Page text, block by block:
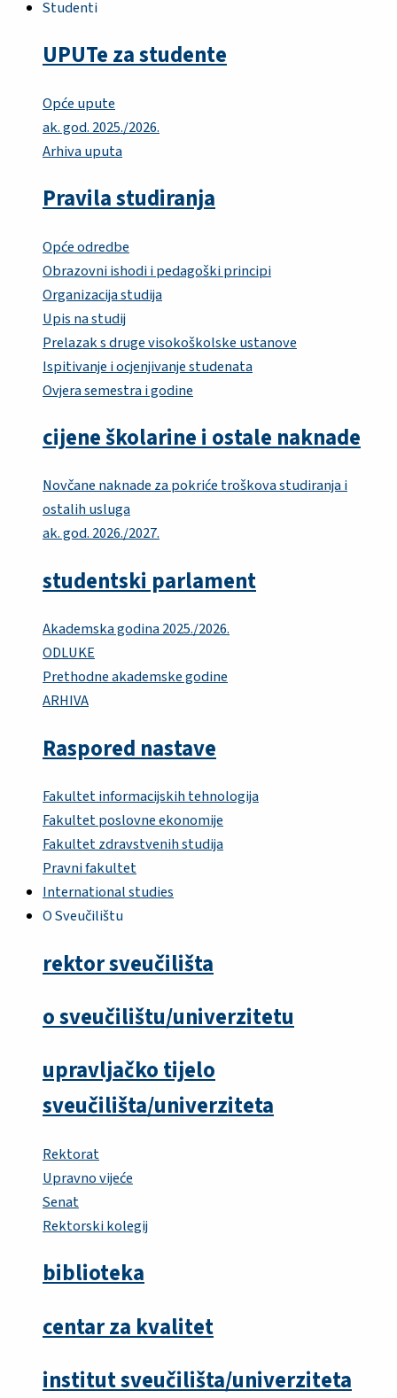
Studenti
UPUTe za studente
Opće upute
ak. god. 2025./2026.
Arhiva uputa
Pravila studiranja
Opće odredbe
Obrazovni ishodi i pedagoški principi
Organizacija studija
Upis na studij
Prelazak s druge visokoškolske ustanove
Ispitivanje i ocjenjivanje studenata
Ovjera semestra i godine
cijene školarine i ostale naknade
Novčane naknade za pokriće troškova studiranja i
ostalih usluga
ak. god. 2026./2027.
studentski parlament
Akademska godina 2025./2026.
ODLUKE
Prethodne akademske godine
ARHIVA
Raspored nastave
Fakultet informacijskih tehnologija
Fakultet poslovne ekonomije
Fakultet zdravstvenih studija
Pravni fakultet
International studies
O Sveučilištu
rektor sveučilišta
o sveučilištu/univerzitetu
upravljačko tijelo
sveučilišta/univerziteta
Rektorat
Upravno vijeće
Senat
Rektorski kolegij
biblioteka
centar za kvalitet
institut sveučilišta/univerziteta